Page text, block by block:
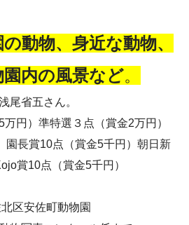
動物、身近な動物、
内の風景など。
尾省五さん。
円）準特選３点（賞金2万円）
園長賞10点（賞金5千円）朝日新
賞10点（賞金5千円）
区安佐町動物園